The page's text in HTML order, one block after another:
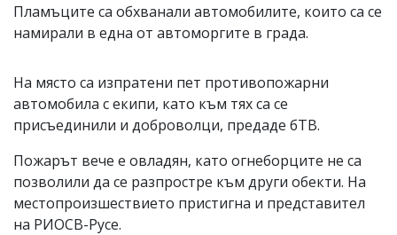
за
Ако
за
вас
коментар,
моля
сигнализирайте
ни!
Пламъците са обхванали автомобилите, които са се
намирали в една от автоморгите в града.
На място са изпратени пет противопожарни
автомобила с екипи, като към тях са се
присъединили и доброволци, предаде бТВ.
Пожарът вече е овладян, като огнеборците не са
позволили да се разпростре към други обекти. На
местопроизшествието пристигна и представител
на РИОСВ-Русе.